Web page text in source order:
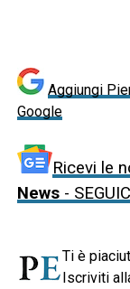
Aggiungi
Google
Ricevi le
News-
Ti è
Iscriviti